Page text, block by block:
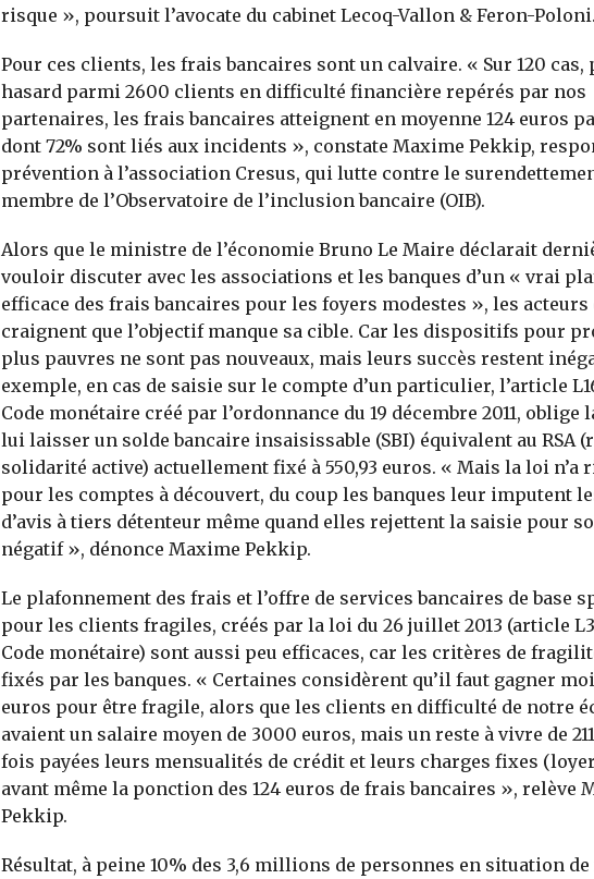
risque », poursuit l’avocate du cabinet Lecoq-Vallon & Feron-Poloni.
Pour ces clients, les frais bancaires sont un calvaire. « Sur 120 cas,
hasard parmi 2600 clients en difficulté financière repérés par nos
partenaires, les frais bancaires atteignent en moyenne 124 euros
dont 72% sont liés aux incidents », constate Maxime Pekkip,
prévention à l’association Cresus, qui lutte contre le
membre de l’Observatoire de l’inclusion bancaire (OIB).
Alors que le ministre de l’économie Bruno Le Maire déclarait
vouloir discuter avec les associations et les banques d’un « vrai
efficace des frais bancaires pour les foyers modestes », les
craignent que l’objectif manque sa cible. Car les dispositifs pour
plus pauvres ne sont pas nouveaux, mais leurs succès restent
exemple, en cas de saisie sur le compte d’un particulier, l’article
Code monétaire créé par l’ordonnance du 19 décembre 2011, oblige
lui laisser un solde bancaire insaisissable (SBI) équivalent au RSA
solidarité active) actuellement fixé à 550,93 euros. « Mais la loi n’a
pour les comptes à découvert, du coup les banques leur imputent
d’avis à tiers détenteur même quand elles rejettent la saisie pour
négatif », dénonce Maxime Pekkip.
Le plafonnement des frais et l’offre de services bancaires de base
pour les clients fragiles, créés par la loi du 26 juillet 2013 (article
Code monétaire) sont aussi peu efficaces, car les critères de
fixés par les banques. « Certaines considèrent qu’il faut gagner
euros pour être fragile, alors que les clients en difficulté de notre
avaient un salaire moyen de 3000 euros, mais un reste à vivre de
fois payées leurs mensualités de crédit et leurs charges fixes
avant même la ponction des 124 euros de frais bancaires », relève
Pekkip.
Résultat, à peine 10% des 3,6 millions de personnes en situation